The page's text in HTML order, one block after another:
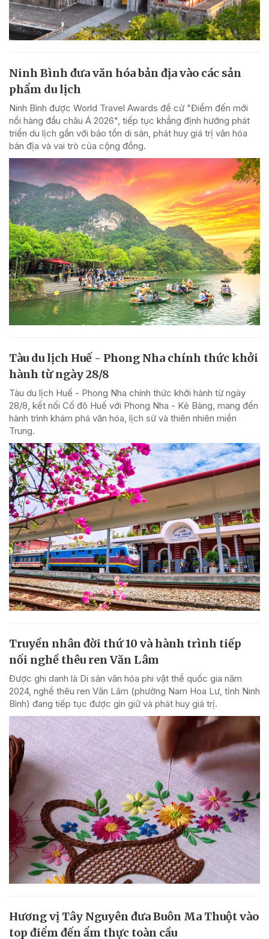
Ninh Bình đưa văn hóa bản địa vào các sản
phẩm du lịch
Ninh Bình được World Travel Awards đề cử "Điểm đến mới
nổi hàng đầu châu Á 2026", tiếp tục khẳng định hướng phát
triển du lịch gắn với bảo tồn di sản, phát huy giá trị văn hóa
bản địa và vai trò của cộng đồng.
Tàu du lịch Huế - Phong Nha chính thức khởi
hành từ ngày 28/8
Tàu du lịch Huế - Phong Nha chính thức khởi hành từ ngày
28/8, kết nối Cố đô Huế với Phong Nha - Kẻ Bàng, mang đến
hành trình khám phá văn hóa, lịch sử và thiên nhiên miền
Trung.
Truyền nhân đời thứ 10 và hành trình tiếp
nối nghề thêu ren Văn Lâm
Được ghi danh là Di sản văn hóa phi vật thể quốc gia năm
2024, nghề thêu ren Văn Lâm (phường Nam Hoa Lư, tỉnh Ninh
Bình) đang tiếp tục được gìn giữ và phát huy giá trị.
Hương vị Tây Nguyên đưa Buôn Ma Thuột vào
top điểm đến ẩm thực toàn cầu